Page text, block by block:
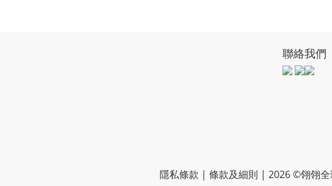
聯絡我們
隱私條款 | 條款及細則 | 2026 ©翎翎全